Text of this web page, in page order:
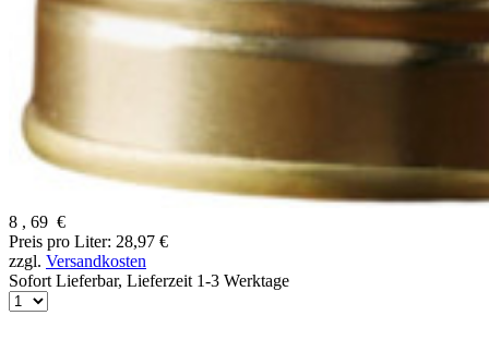
8 , 69 €
Preis pro Liter: 28,97 €
zzgl. Versandkosten
Sofort Lieferbar, Lieferzeit 1-3 Werktage